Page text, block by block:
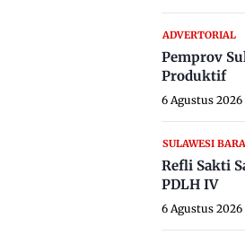
ADVERTORIAL
Pemprov
Produktif
6 Agustus 2026
SULAWESI
Refli Sakti
PDLH IV
6 Agustus 2026